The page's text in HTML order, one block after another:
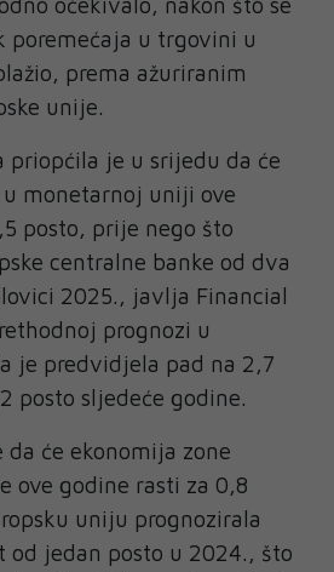
poremećaja u trgovini u
prema ažuriranim
unije.
priopćila je u srijedu da će
monetarnoj uniji ove
posto, prije nego što
centralne banke od dva
2025., javlja Financial
prognozi u
je predvidjela pad na 2,7
posto sljedeće godine.
da će ekonomija zone
ove godine rasti za 0,8
uniju prognozirala
od jedan posto u 2024., što